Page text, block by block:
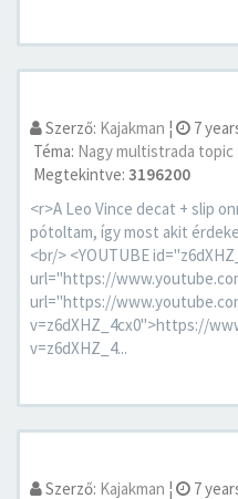
Szerző: Kajakman ¦ 7
Téma: Nagy multistrada topic
Megtekintve: 3196200
<r>A Leo Vince decat + slip
pótoltam, így most akit
<br/> <YOUTUBE
url="https://
url="https://
v=z6dXHZ_4cx0">https://
v=z6dXHZ_4...
Szerző: Kajakman ¦ 7